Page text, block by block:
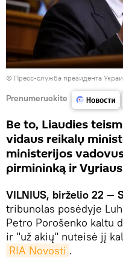
© Пресс-служба президента
Prenumeruokite
Be to, Liaudies
vidaus reikalų
ministerijos
pirmininką ir
VILNIUS, birželio 22 —
tribunolas posėdyje
Petro Porošenko kaltu
ir "už akių" nuteisė jį
RIA Novosti .